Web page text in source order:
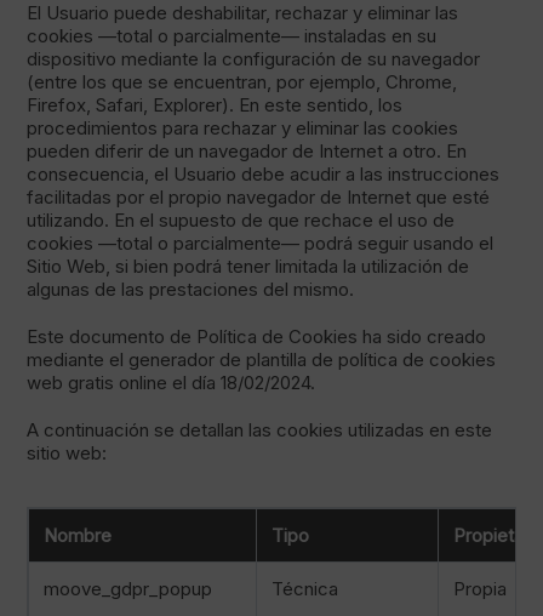
El Usuario puede deshabilitar, rechazar y eliminar las
cookies —total o parcialmente— instaladas en su
dispositivo mediante la configuración de su navegador
(entre los que se encuentran, por ejemplo, Chrome,
Firefox, Safari, Explorer). En este sentido, los
procedimientos para rechazar y eliminar las cookies
pueden diferir de un navegador de Internet a otro. En
consecuencia, el Usuario debe acudir a las instrucciones
facilitadas por el propio navegador de Internet que esté
utilizando. En el supuesto de que rechace el uso de
cookies —total o parcialmente— podrá seguir usando el
Sitio Web, si bien podrá tener limitada la utilización de
algunas de las prestaciones del mismo.
Este documento de Política de Cookies ha sido creado
mediante el generador de plantilla de política de cookies
web gratis online el día 18/02/2024.
A continuación se detallan las cookies utilizadas en este
sitio web:
Nombre Tipo Propietario
moove_gdpr_popup Técnica Propia